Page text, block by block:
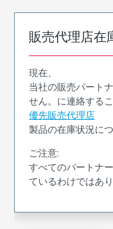
販売代理店在
現在、
当社の販売パート
せん。に連絡する
優先販売代理店
製品の在庫状況に
ご注意:
すべてのパートナ
ているわけではあり